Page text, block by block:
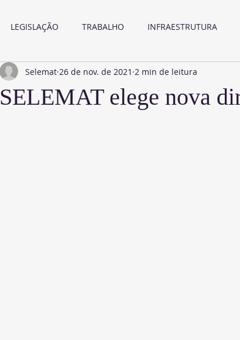
LEGISLAÇÃO TRABALHO INFRAESTRUTURA
SELEMAT elege nova
Selemat 26 de nov. de 2021 2 min de leitura